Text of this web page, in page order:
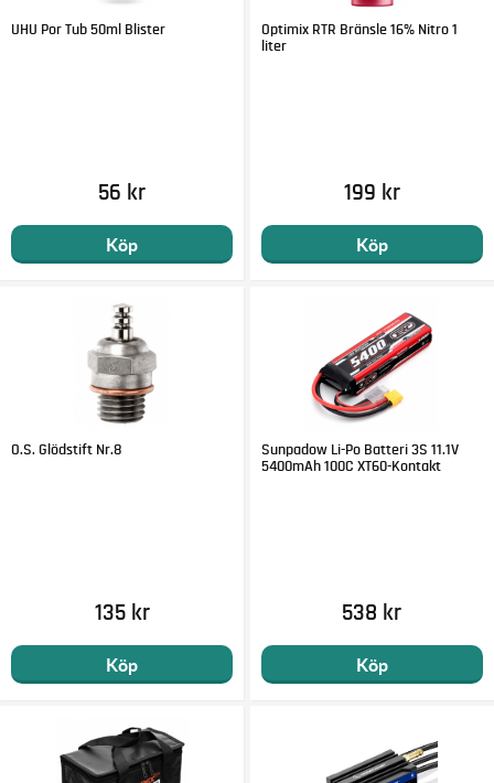
UHU Por Tub 50ml Blister
56 kr
Köp
Optimix RTR Bränsle 16% Nitro 1
liter
199 kr
Köp
O.S. Glödstift Nr.8
135 kr
Köp
Sunpadow Li-Po Batteri 3S 11.1V
5400mAh 100C XT60-Kontakt
538 kr
Köp